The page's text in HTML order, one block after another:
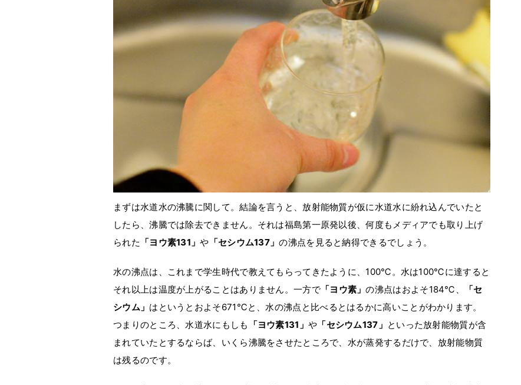
まずは水道水の沸騰に関して。結論を言うと、放射能物質が仮に水道水に紛れ込んでいたと
したら、沸騰では除去できません。それは福島第一原発以後、何度もメディアでも取り上げ
られた 「ヨウ素131」や 「セシウム137」の沸点を見ると納得できるでしょう。
水の沸点は、これまで学生時代で教えてもらってきたように、100℃。水は100℃に達すると
それ以上は温度が上がることはありません。一方で「ヨウ素」の沸点はおよそ184℃、
「セ
シウム」 はというとおよそ671℃と、水の沸点と比べるとはるかに高いことがわかります。
つまりのところ、水道水にもしも
「ヨウ素131」 や 「セシウム137」 といった放射能物質が含
まれていたとするならば、いくら沸騰をさせたところで、水が蒸発するだけで、放射能物質
は残るのです。